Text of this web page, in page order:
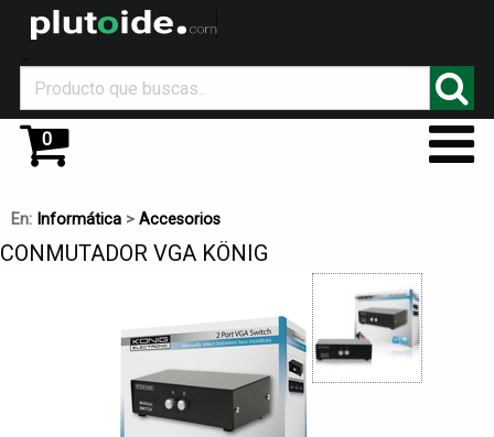
0
En: Informática > Accesorios
CONMUTADOR VGA KÖNIG